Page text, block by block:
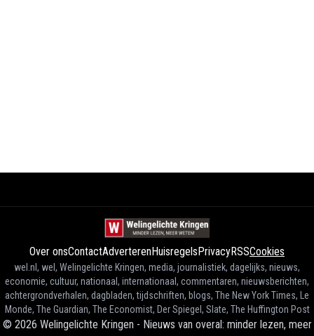
Over onsContactAdverterenHuisregels PrivacyRSSCookies
wel.nl, wel, Welingelichte Kringen, media, journalistiek, dagelijks, nieuws,
economie, cultuur, nationaal, internationaal, commentaren, nieuwsberichten,
achtergrondverhalen, dagbladen, tijdschriften, blogs, The New York Times, Le
Monde, The Guardian, The Economist, Der Spiegel, Slate, The Huffington Post
© 2026 Welingelichte Kringen - Nieuws van overal: minder lezen, meer